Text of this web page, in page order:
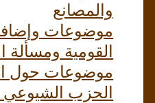
والمصانع
موضوعات
القومية
موضوعات حول
الحزب الشيوعي